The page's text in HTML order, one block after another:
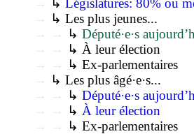
→
↳ Les plus jeunes...
→
→ ↳ Député·e·s
→
→
↳ À leur élection
→
→
↳ Ex-parlementaires
→
↳ Les plus âgé·e·s...
→
→ ↳ Député·e·s
→
→ ↳ À leur élection
→
→
↳ Ex-parlementaires